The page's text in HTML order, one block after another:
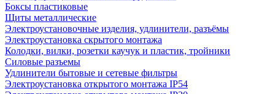
Боксы пластиковые
Щиты металлические
Электроустановочные изделия, удлинители, разъёмы
Электроустановка скрытого монтажа
Колодки, вилки, розетки каучук и пластик, тройники
Силовые разъемы
Удлинители бытовые и сетевые фильтры
Электроустановка открытого монтажа IP54